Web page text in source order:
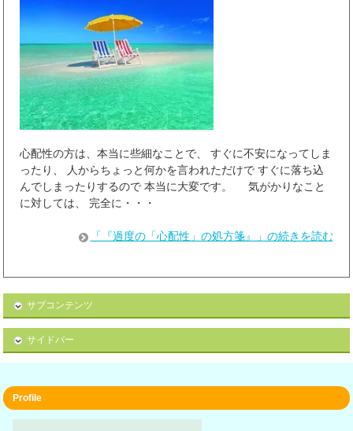
心配性の方は、本当に些細なことで、 すぐに不安になってしま
ったり、 人からちょっと何かを言われただけで すぐに落ち込
んでしまったりするので 本当に大変です。 気がかりなこと
に対しては、 完全に・・・
「『過度の「心配性」の処方箋』」の続きを読む
サブコンテンツ
サイドバー
Profile